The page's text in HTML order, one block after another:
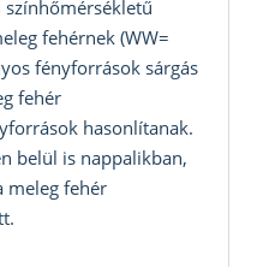
fehérnek (WW=
fényforrások sárgás
fehér
hasonlítanak.
belül is nappalikban,
meleg fehér